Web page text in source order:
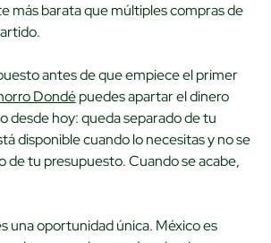
más barata que múltiples compras de
antes de que empiece el primer
Dondépuedes apartar el dinero
desde hoy: queda separado de tu
disponible cuando lo necesitas y no se
de tu presupuesto. Cuando se acabe,
una oportunidad única. México es